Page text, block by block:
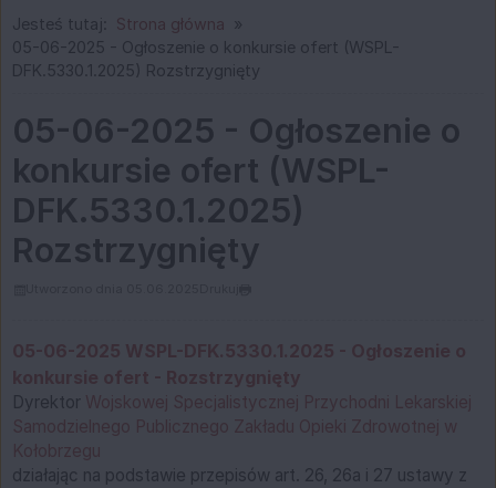
Jesteś tutaj:
Strona główna
05-06-2025 - Ogłoszenie o konkursie ofert (WSPL-
DFK.5330.1.2025) Rozstrzygnięty
05-06-2025 - Ogłoszenie o
konkursie ofert (WSPL-
DFK.5330.1.2025)
Rozstrzygnięty
Dyrektor
działając na podstawie przepisów art. 26, 26a i 27 ustawy z